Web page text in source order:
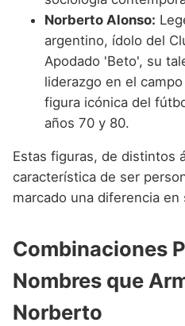
Norberto Alonso:
argentino, ídolo del
Apodado 'Beto', su
liderazgo en el
figura icónica del
años 70 y 80.
Estas figuras, de distintos
característica de ser
marcado una diferencia
Combinaciones
Nombres que
Norberto